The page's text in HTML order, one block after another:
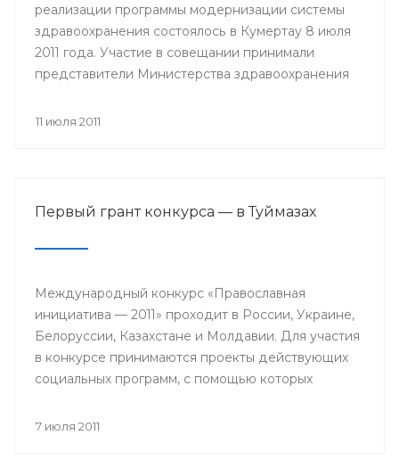
реализации программы модернизации системы
здравоохранения состоялось в Кумертау 8 июля
2011 года. Участие в совещании принимали
представители Министерства здравоохранения
врачи и руководители медицинских учреждений
11 июля 2011
Первый грант конкурса — в Туймазах
Международный конкурс «Православная
инициатива — 2011» проходит в России, Украине,
Белоруссии, Казахстане и Молдавии. Для участия
в конкурсе принимаются проекты действующих
социальных программ, с помощью которых
православных ценностей.
7 июля 2011